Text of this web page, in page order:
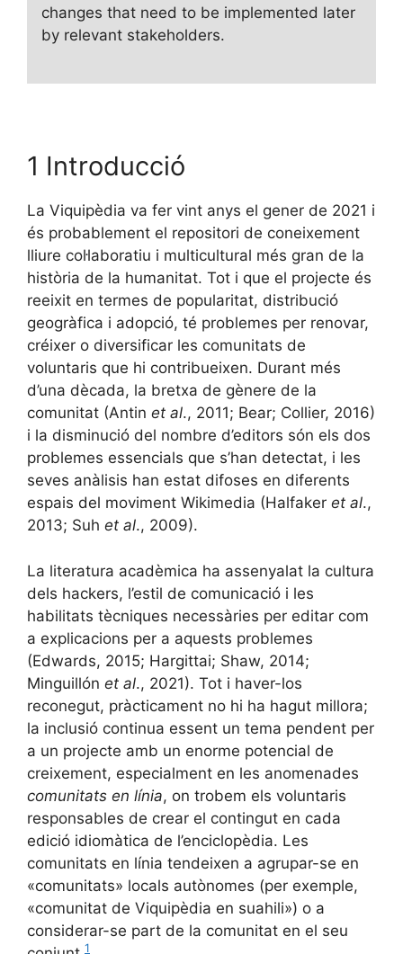
changes that need to be implemented later
by relevant stakeholders.
1 Introducció
La Viquipèdia va fer vint anys el gener de 2021 i
és probablement el repositori de coneixement
lliure col·laboratiu i multicultural més gran de la
història de la humanitat. Tot i que el projecte és
reeixit en termes de popularitat, distribució
geogràfica i adopció, té problemes per renovar,
créixer o diversificar les comunitats de
voluntaris que hi contribueixen. Durant més
d’una dècada, la bretxa de gènere de la
comunitat (Antin et al., 2011; Bear; Collier, 2016)
i la disminució del nombre d’editors són els dos
problemes essencials que s’han detectat, i les
seves anàlisis han estat difoses en diferents
espais del moviment Wikimedia (Halfaker et al.,
2013; Suh et al., 2009).
La literatura acadèmica ha assenyalat la cultura
dels hackers, l’estil de comunicació i les
habilitats tècniques necessàries per editar com
a explicacions per a aquests problemes
(Edwards, 2015; Hargittai; Shaw, 2014;
Minguillón et al., 2021). Tot i haver-los
reconegut, pràcticament no hi ha hagut millora;
la inclusió continua essent un tema pendent per
a un projecte amb un enorme potencial de
creixement, especialment en les anomenades
comunitats en línia, on trobem els voluntaris
responsables de crear el contingut en cada
edició idiomàtica de l’enciclopèdia. Les
comunitats en línia tendeixen a agrupar-se en
«comunitats» locals autònomes (per exemple,
«comunitat de Viquipèdia en suahili») o a
considerar-se part de la comunitat en el seu
1